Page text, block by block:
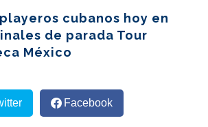
cubanos hoy en
de parada Tour
México
Facebook